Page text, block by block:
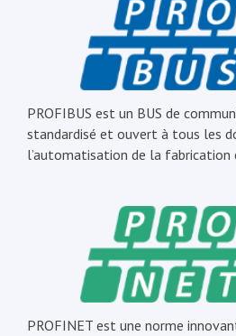
PROFIBUS est un BUS de
standardisé et ouvert à tous les
l’automatisation de la fabrication
PROFINET est une norme